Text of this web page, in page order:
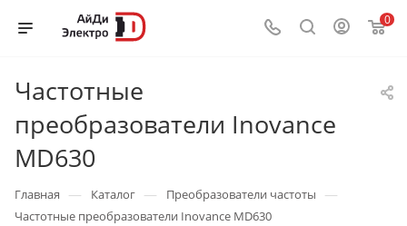
0
Частотные
преобразователи Inovance
MD630
Главная — Каталог — Преобразователи частоты —
Частотные преобразователи Inovance MD630